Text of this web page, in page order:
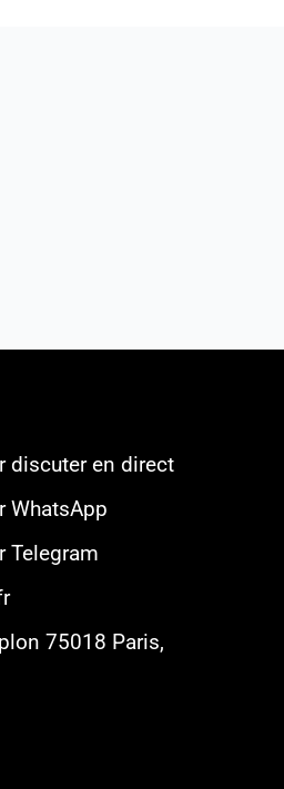
discuter en direct
WhatsApp
Telegram
75018 Paris,